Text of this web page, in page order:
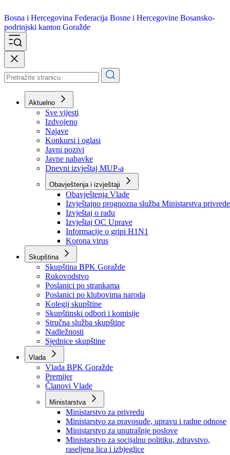
Bosna i Hercegovina
podrinjski kanton Goražde
Aktuelno
Sve vijesti
Izdvojeno
Najave
Konkursi i oglasi
Javni pozivi
Javne nabavke
Dnevni izvještaj MUP-a
Obavještenja i izvještaji
Obavještenja Vlade
Izvještajno prognozna služba Ministarstva privrede
Izvještaj o radu
Izvještaj OC Uprave
Informacije o gripi H1N1
Korona virus
Skupština
Skupština BPK Goražde
Rukovodstvo
Poslanici po strankama
Poslanici po klubovima naroda
Kolegij skupštine
Skupštinski odbori i komisije
Stručna služba skupštine
Nadležnosti
Sjednice skupštine
Vlada
Vlada BPK Goražde
Premijer
Članovi Vlade
Ministarstva
Ministarstvo za privredu
Ministarstvo za pravosuđe, upravu i radne odnose